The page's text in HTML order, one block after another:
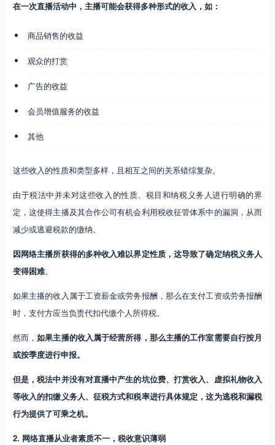
在一次直播活动中，主播可能会获得多种形式的收入，如：
商品销售的收益
观众的打赏
广告的收益
会员增值服务的收益
其他
这些收入的性质和类型多样，且相互之间的关系错综复杂。
由于税法中并未对这些收入的性质、税目和纳税义务人进行明确的界
定，这使得主播及其合作公司有机会利用税收征管体系中的漏洞，从而
减少或逃避税款的缴纳。
因网络主播所获得的多种收入难以界定性质，这导致了确定纳税义务人
变得困难。
如果主播的收入属于工资薪金或劳务报酬，那么在支付工资或劳务报酬
时，支付方应当负责代扣代缴个人所得税。
然而，如果主播的收入属于经营所得，那么主播的工作室需要自行按月
或按季度进行申报。
但是，税法中并没有对直播中产生的坑位费、打赏收入、虚拟礼物收入
等收入的扣缴义务人、征税方式和税率进行具体规定，这为逃税和漏税
行为提供了可乘之机。
2. 网络直播从业者素质不一，税收意识薄弱